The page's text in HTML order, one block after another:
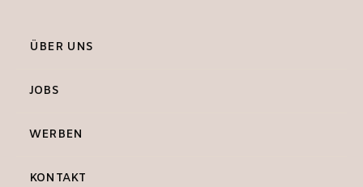
ÜBER UNS
JOBS
WERBEN
KONTAKT